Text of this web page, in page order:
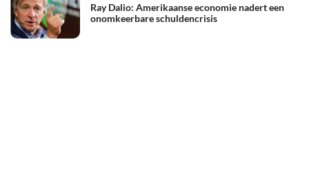
Ray Dalio: Amerikaanse economie nadert een
onomkeerbare schuldencrisis